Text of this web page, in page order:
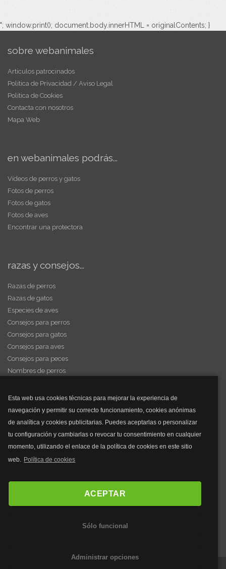
Esta web usa cookies técnicas para mejorar la experiencia de
navegación y permitir su correcto funcionamiento, cookies anónimas
de analítica y cookies publicitarias. Puedes aceptarlas o personalizar
tu configuración y cambiarlas o revocar tu consentimiento en cualquier
momento, utilizando el enlace de la política de cookies en este sitio
web. Política de cookies
ACEPTAR
Sólo funcional
Administrar opciones
"; window.print(); document.body.innerHTML = originalContents; }
sobre webanimales
Artículos patrocinados
Política de Privacidad / Aviso Legal
Política de Cookies
Contacta con nosotros
Mapa Web
en webanimales podrás...
Vídeos de perros y gatos
Fotos de perros
Fotos de gatos
Fotos de aves
Encontrar una protectora
razas y consejos...
Razas de perros
Razas de gatos
Especies de aves
Consejos para perros
Consejos para gatos
Consejos para aves
Consejos para peces
Nombres de perros
y mucho más...